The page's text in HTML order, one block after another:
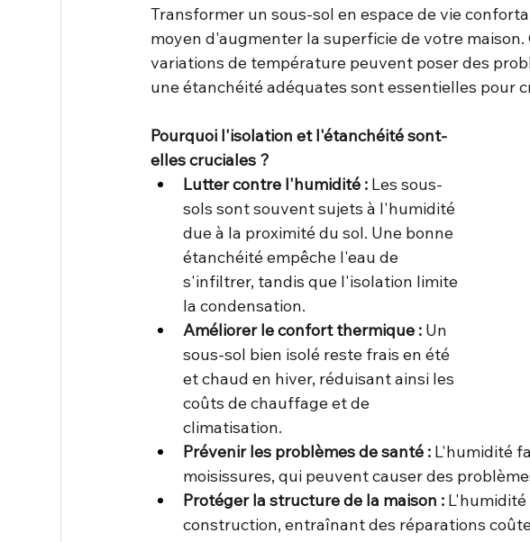
Transformer un sous-sol en espace de vie
moyen d'augmenter la superficie de votre
variations de température peuvent poser des
une étanchéité adéquates sont essentielles pour
Pourquoi l'isolation et l'étanchéité sont-
elles cruciales ?
Lutter contre l'humidité : Les sous-
sols sont souvent sujets à l'humidité
due à la proximité du sol. Une bonne
étanchéité empêche l'eau de
s'infiltrer, tandis que l'isolation limite
la condensation.
Améliorer le confort thermique : Un
sous-sol bien isolé reste frais en été
et chaud en hiver, réduisant ainsi les
coûts de chauffage et de
climatisation.
Prévenir les problèmes de santé : L'humidité
moisissures, qui peuvent causer des
Protéger la structure de la maison :
construction, entraînant des réparations